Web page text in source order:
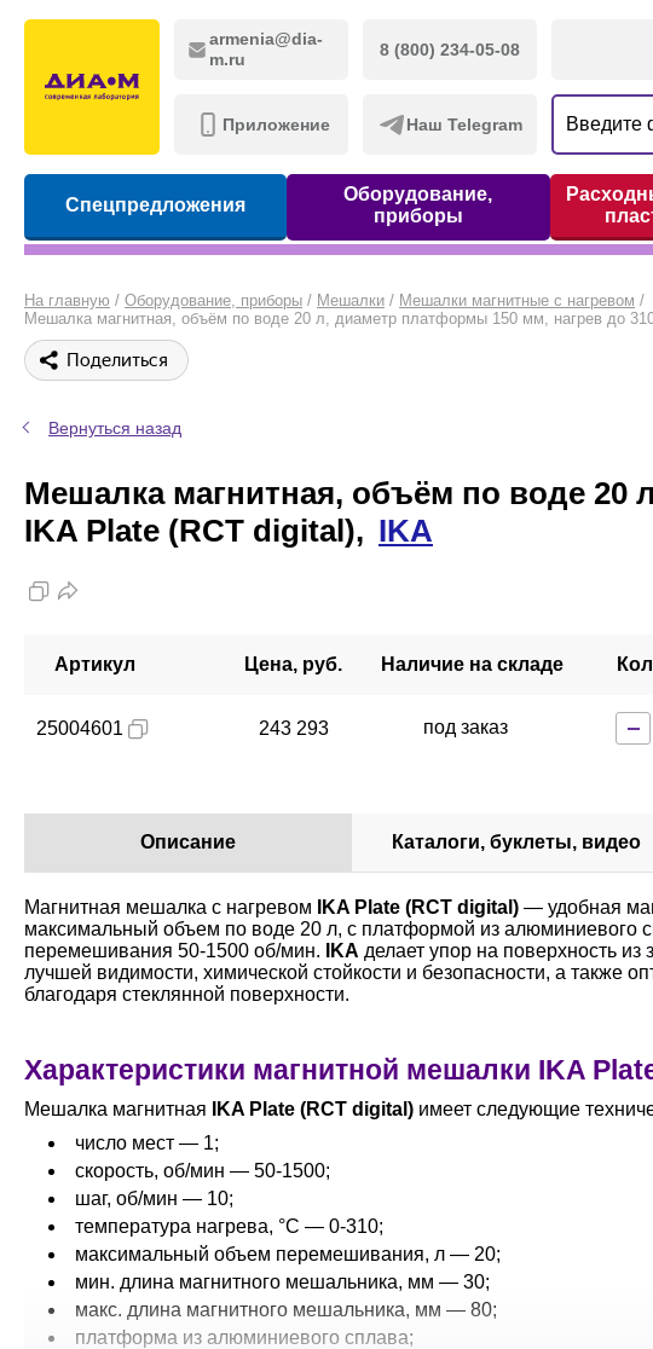
armenia@dia-
m.ru
8 (800) 234-05-08
Приложение Наш Telegram
Спецпредложения
Оборудование,
приборы
На главную / Оборудование, приборы / Мешалки / Мешалки магнитные с нагревом /
Мешалка магнитная, объём по воде 20 л, диаметр платформы 150 мм, нагрев до
Поделиться
Вернуться назад
Мешалка магнитная, объём по воде 20
IKA Plate (RCT digital), IKA
Артикул Цена, руб. Наличие на складе
25004601 243 293 под заказ
Описание Каталоги, буклеты, видео
Магнитная мешалка с нагревом IKA Plate (RCT digital) — удобная
максимальный объем по воде 20 л, с платформой из алюминиевого
перемешивания 50-1500 об/мин.
IKA делает упор на поверхность из
лучшей видимости, химической стойкости и безопасности, а также
благодаря стеклянной поверхности.
Характеристики магнитной мешалки IKA
Мешалка магнитная IKA Plate (RCT digital) имеет следующие
число мест — 1;
скорость, об/мин — 50-1500;
шаг, об/мин — 10;
температура нагрева, °C — 0-310;
максимальный объем перемешивания, л — 20;
мин. длина магнитного мешальника, мм — 30;
макс. длина магнитного мешальника, мм — 80;
платформа из алюминиевого сплава;